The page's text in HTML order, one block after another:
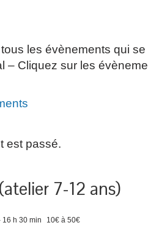
les évènements qui
– Cliquez sur les
est passé.
7-12 ans)
16 h 30 min 10€ à 50€